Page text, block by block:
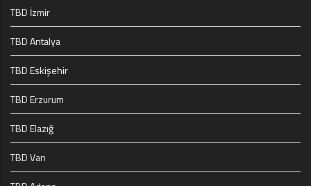
TBD İzmir
TBD Antalya
TBD Eskişehir
TBD Erzurum
TBD Elazığ
TBD Van